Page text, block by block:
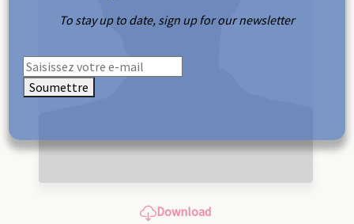
Download
To stay up to date, sign up for our newsletter
Soumettre